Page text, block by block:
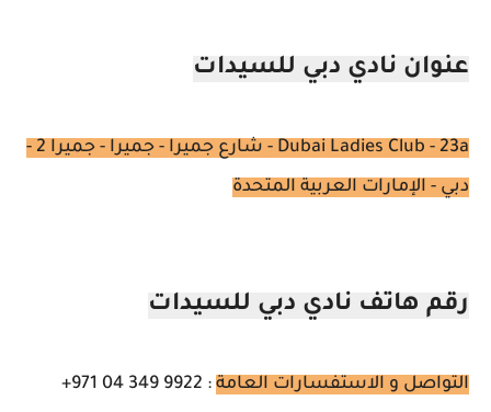
عنوان نادي دبي للسيدات
Dubai Ladies Club - 23a - شارع جميرا - جميرا - جميرا 2 -
دبي - الإمارات العربية المتحدة
رقم هاتف نادي دبي للسيدات
التواصل و الاستفسارات العامة : 9922 349 04 971+